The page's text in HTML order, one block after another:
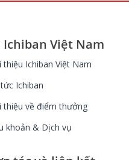
Ichiban Việt Nam
thiệu Ichiban Việt Nam
Ichiban
thiệu về điểm thưởng
khoản & Dịch vụ